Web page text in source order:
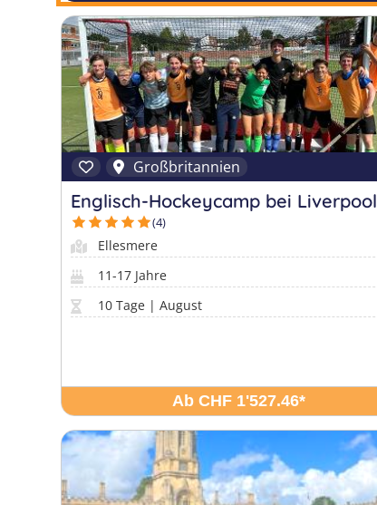
Großbritannien
Englisch-Hockeycamp bei Liverpool
(4)
Ellesmere
11-17 Jahre
10 Tage | August
Ab CHF 1'527.46*